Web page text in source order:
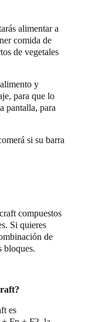
alimentar a
comida de
de vegetales
y
para que lo
pantalla, para
si su barra
compuestos
Si quieres
de
bloques.
es